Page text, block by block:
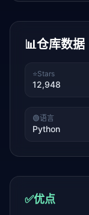
📊仓库数据
⭐Stars
12,948
🟢语言
Python
✅优点